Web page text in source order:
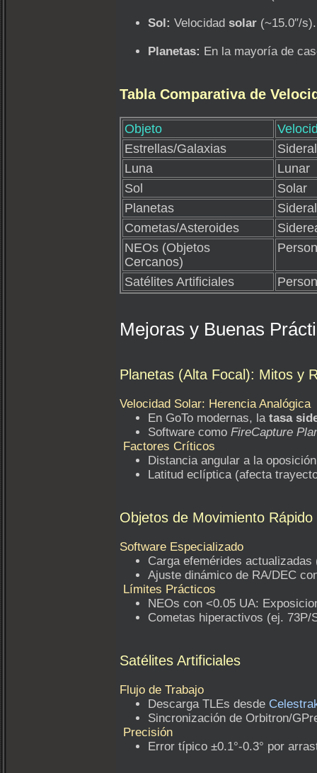
Sol: Velocidad solar (~15.0″/s).
Planetas: En la mayoría de
Tabla Comparativa de
Objeto
Estrellas/Galaxias
Sideral
Luna
Lunar
Sol
Solar
Planetas
Cometas/Asteroides
NEOs (Objetos
Cercanos)
Satélites Artificiales
Mejoras y Buenas
Planetas (Alta Focal): Mitos y
Velocidad Solar: Herencia Analógica
En GoTo modernas, la tasa
Software como FireCapture
Factores Críticos
Distancia angular a la
Latitud eclíptica (afecta
Objetos de Movimiento
Software Especializado
Carga efemérides actualizadas
Ajuste dinámico de RA/DEC
Límites Prácticos
NEOs con <0.05 UA:
Cometas hiperactivos (ej. 73P/
Satélites Artificiales
Flujo de Trabajo
Descarga TLEs desde
Sincronización de Orbitron/
Precisión
Error típico ±0.1°-0.3° por